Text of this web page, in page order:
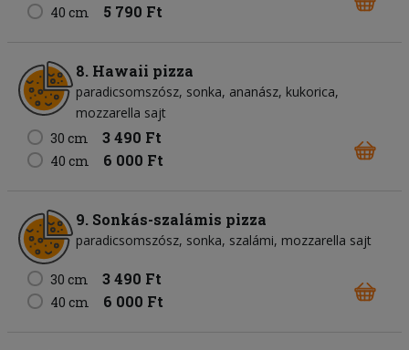
40 cm 5 790 Ft
8. Hawaii pizza
paradicsomszósz sonka ananász kukorica
mozzarella sajt
30 cm
3 490 Ft
40 cm 6 000 Ft
9. Sonkás-szalámis pizza
paradicsomszósz sonka szalámi mozzarella sajt
30 cm 3 490 Ft
40 cm 6 000 Ft